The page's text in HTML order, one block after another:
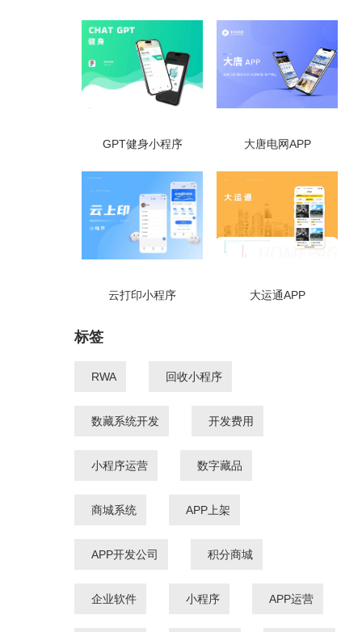
GPT健身小程序 大唐电网APP
云打印小程序 大运通APP
标签
RWA 回收小程序
数藏系统开发 开发费用
小程序运营 数字藏品
商城系统 APP上架
APP开发公司 积分商城
企业软件 小程序 APP运营